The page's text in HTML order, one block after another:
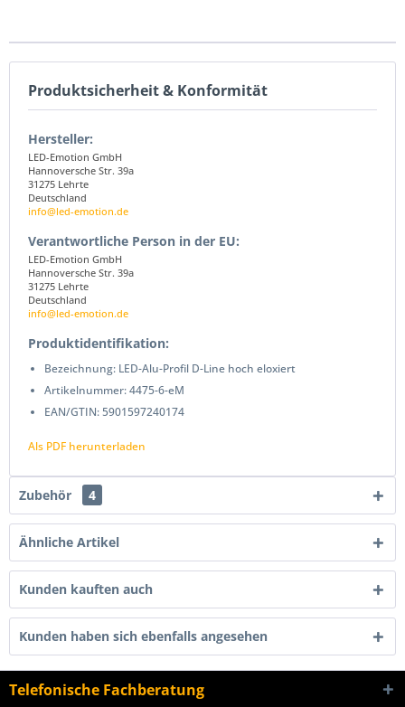
Produktsicherheit & Konformität
Hersteller:
LED-Emotion GmbH
Hannoversche Str. 39a
31275 Lehrte
Deutschland
info@led-emotion.de
Verantwortliche Person in der EU:
LED-Emotion GmbH
Hannoversche Str. 39a
31275 Lehrte
Deutschland
info@led-emotion.de
Produktidentifikation:
Bezeichnung: LED-Alu-Profil D-Line hoch eloxiert
Artikelnummer: 4475-6-eM
EAN/GTIN: 5901597240174
Als PDF herunterladen
Zubehör 4
Ähnliche Artikel
Kunden kauften auch
Kunden haben sich ebenfalls angesehen
Telefonische Fachberatung